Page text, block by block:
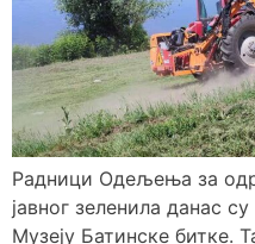
Радници Одељења за
јавног зеленила данас
Музеју Батинске битке.